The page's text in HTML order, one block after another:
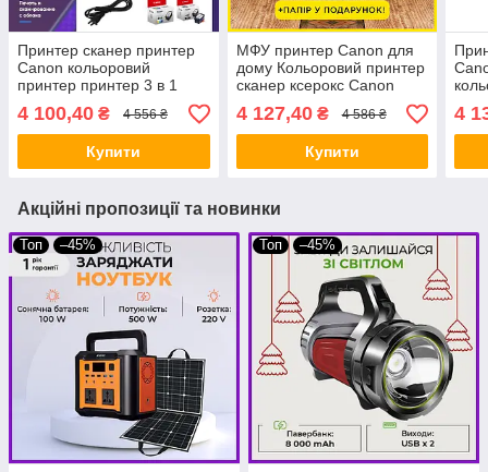
Принтер сканер принтер
Canon кольоровий
принтер принтер 3 в 1
принтер для будинку мфу
Canon PIXMA TS3150
4 100,40 ₴ 4 556 ₴
Купити
МФУ принтер Canon для
дому Кольоровий принтер
сканер ксерокс Canon
принтер 3в1
4 127,40₴ 4 586 ₴
Купити
4
Акційні пропозиції та новинки
Топ –45% Топ –45%